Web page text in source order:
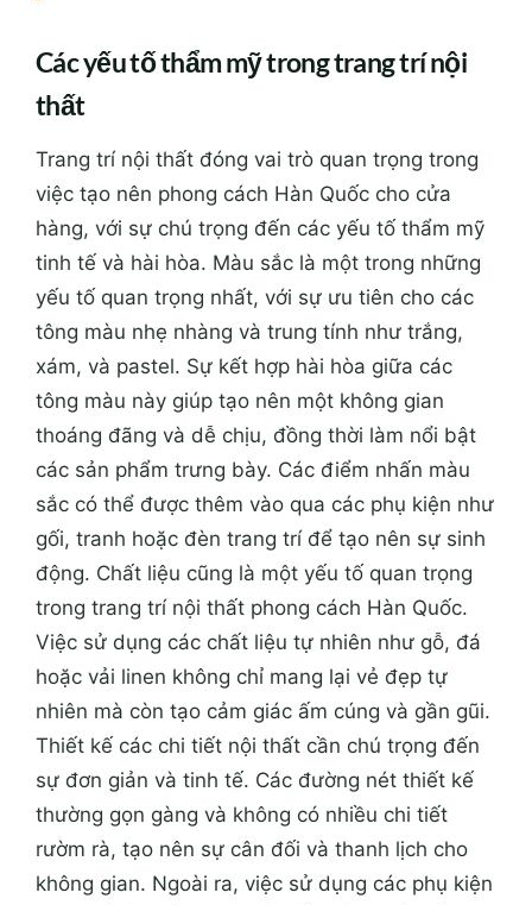
Các yếu tố thẩm mỹ trong trang trí nội
thất
Trang trí nội thất đóng vai trò quan trọng trong
việc tạo nên phong cách Hàn Quốc cho cửa
hàng, với sự chú trọng đến các yếu tố thẩm mỹ
tinh tế và hài hòa. Màu sắc là một trong những
yếu tố quan trọng nhất, với sự ưu tiên cho các
tông màu nhẹ nhàng và trung tính như trắng,
xám, và pastel. Sự kết hợp hài hòa giữa các
tông màu này giúp tạo nên một không gian
thoáng đãng và dễ chịu, đồng thời làm nổi bật
các sản phẩm trưng bày. Các điểm nhấn màu
sắc có thể được thêm vào qua các phụ kiện như
gối, tranh hoặc đèn trang trí để tạo nên sự sinh
động. Chất liệu cũng là một yếu tố quan trọng
trong trang trí nội thất phong cách Hàn Quốc.
Việc sử dụng các chất liệu tự nhiên như gỗ, đá
hoặc vải linen không chỉ mang lại vẻ đẹp tự
nhiên mà còn tạo cảm giác ấm cúng và gần gũi.
Thiết kế các chi tiết nội thất cần chú trọng đến
sự đơn giản và tinh tế. Các đường nét thiết kế
thường gọn gàng và không có nhiều chi tiết
rườm rà, tạo nên sự cân đối và thanh lịch cho
không gian. Ngoài ra, việc sử dụng các phụ kiện